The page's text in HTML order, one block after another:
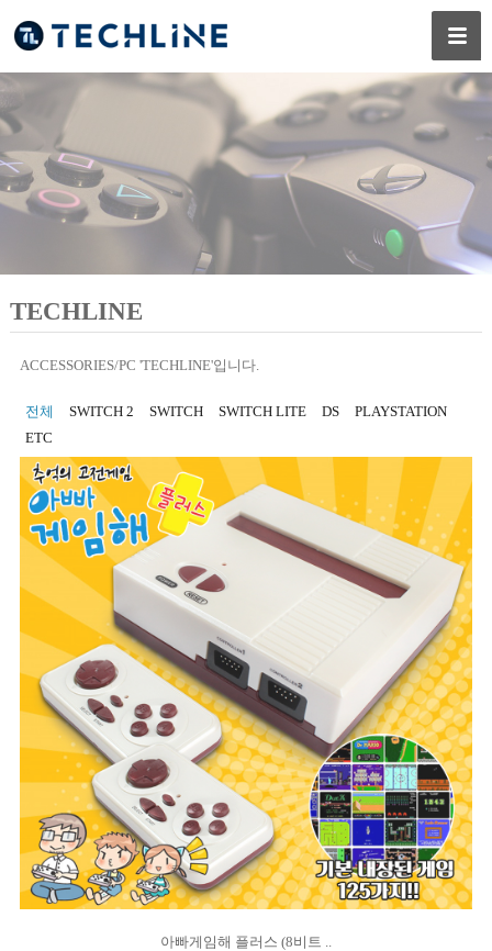
TECHLINE
ACCESSORIES/PC 'TECHLINE'입니다.
전체 SWITCH 2 SWITCH SWITCH LITE DS
PLAYSTATION
ETC
아빠게임해 플러스 (8비트 ..